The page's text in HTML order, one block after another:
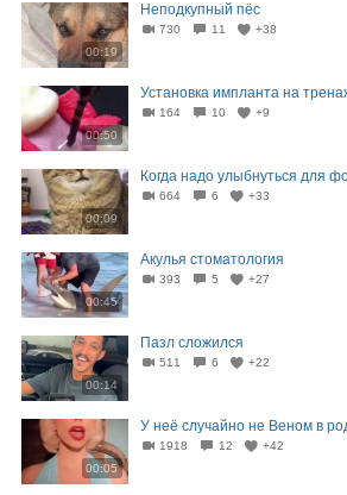
00:19
Неподкупный пёс
730 11 +38
00:50
Установка импланта на
164 10 +9
00:09
Когда надо улыбнуться для
664 6 +33
00:45
Акулья стоматология
393 5 +27
00:14
Пазл сложился
511 6 +22
00:05
У неё случайно не Веном в
1918 12 +42